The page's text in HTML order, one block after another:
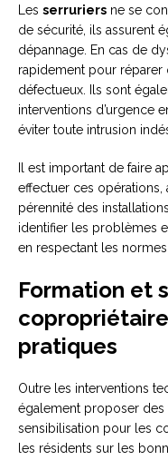
Les serruriers ne se
de sécurité, ils assurent
dépannage. En cas de
rapidement pour
défectueux. Ils sont
interventions d’urgence
éviter toute intrusion
Il est important de faire
effectuer ces opérations,
pérennité des
identifier les problèmes
en respectant les
Formation et
pratiques
Outre les interventions
également proposer
sensibilisation pour les
les résidents sur les